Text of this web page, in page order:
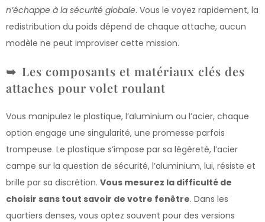
n’échappe à la sécurité globale. Vous le voyez rapidement, la
redistribution du poids dépend de chaque attache, aucun
modèle ne peut improviser cette mission.
Les composants et matériaux clés des
attaches pour volet roulant
Vous manipulez le plastique, l’aluminium ou l’acier, chaque
option engage une singularité, une promesse parfois
trompeuse. Le plastique s’impose par sa légèreté, l’acier
campe sur la question de sécurité, l’aluminium, lui, résiste et
brille par sa discrétion. Vous mesurez la difficulté de
choisir sans tout savoir de votre fenêtre. Dans les
quartiers denses, vous optez souvent pour des versions